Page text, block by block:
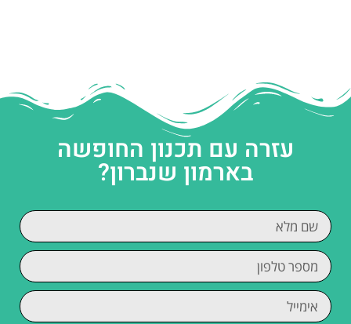
עזרה עם תכנון החופשה
בארמון שנברון?